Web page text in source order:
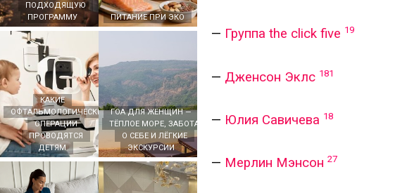
ПОДХОДЯЩУЮ
ПРОГРАММУ
ПИТАНИЕ ПРИ ЭКО
КАКИЕ
ОФТАЛЬМОЛОГИЧЕСКИЕ
ОПЕРАЦИИ
ПРОВОДЯТСЯ
ДЕТЯМ
ГОА ДЛЯ ЖЕНЩИН —
ТЁПЛОЕ МОРЕ, ЗАБОТА
О СЕБЕ И ЛЁГКИЕ
ЭКСКУРСИИ
— Группа the click five 19
— Дженсон Эклс 181
— Юлия Савичева 18
— Мерлин Мэнсон 27